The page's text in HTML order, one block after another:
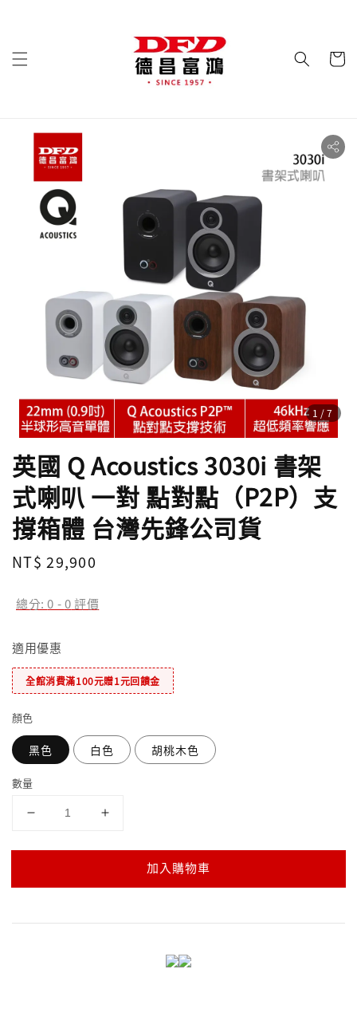
1 /7
英國 Q Acoustics 3030i 書架
式喇叭 一對 點對點（P2P）支
撐箱體 台灣先鋒公司貨
Regular
NT$ 29,900
總分:0 -0評價
適用優惠
全館消費滿100元贈1元回饋金
顏色
黑色 白色 胡桃木色
數量
加入購物車